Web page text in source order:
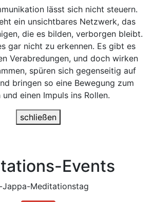
lässt sich nicht steuern.
ein unsichtbares Netzwerk, das
die es bilden, verborgen bleibt.
gar nicht zu erkennen. Es gibt es
Verabredungen, und doch wirken
spüren sich gegenseitig auf
bringen so eine Bewegung zum
und einen Impuls ins Rollen.
schließen
Events
Jappa-Meditationstag